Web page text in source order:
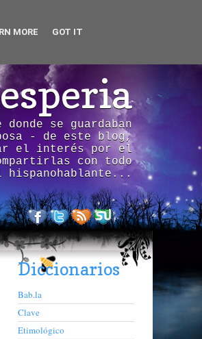
se guardaban
- de este blog,
el interés por el
con todo
hispanohablante...
Diccionarios
Bab.la
Clave
Etimológico
MORE GOT IT